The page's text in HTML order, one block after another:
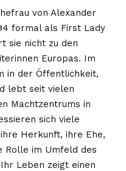
von Alexander
formal als First Lady
sie nicht zu den
Europas. Im
in der Öffentlichkeit,
lebt seit vielen
Machtzentrums in
sich viele
Herkunft, ihre Ehe,
Rolle im Umfeld des
Leben zeigt einen